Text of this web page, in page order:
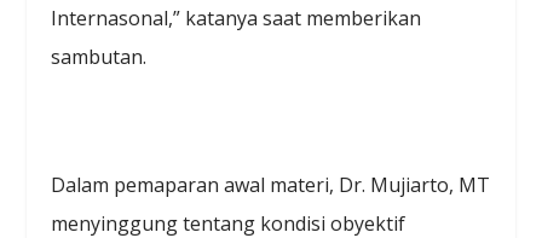
Internasonal,” katanya saat memberikan
sambutan.
Dalam pemaparan awal materi, Dr. Mujiarto, MT
menyinggung tentang kondisi obyektif